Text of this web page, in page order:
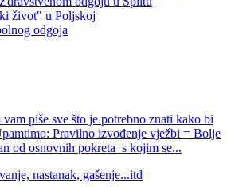
život" u Poljskoj
odgoja
piše sve što je potrebno znati kako bi
Pravilno izvođenje vježbi = Bolje
od osnovnih pokreta s kojim se...